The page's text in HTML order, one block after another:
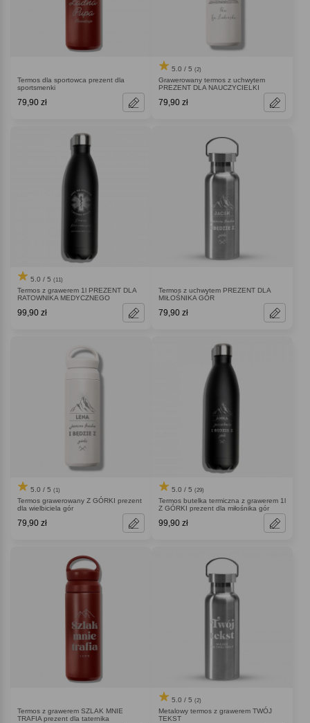
Termos dla sportowca prezent dla
sportsmenki
79,90 zł
5.0 / 5 (2)
Grawerowany termos z uchwytem
PREZENT DLA NAUCZYCIELKI
79,90 zł
5.0 / 5 (11)
Termos z grawerem 1l PREZENT DLA
RATOWNIKA MEDYCZNEGO
99,90 zł
Termos z uchwytem PREZENT DLA
MIŁOŚNIKA GÓR
79,90 zł
5.0 / 5 (1)
Termos grawerowany Z GÓRKI prezent
dla wielbiciela gór
79,90 zł
5.0 / 5 (29)
Termos butelka termiczna z grawerem 1l
Z GÓRKI prezent dla miłośnika gór
99,90 zł
Termos z grawerem SZLAK MNIE
TRAFIA prezent dla taternika
5.0 / 5 (2)
Metalowy termos z grawerem TWÓJ
TEKST